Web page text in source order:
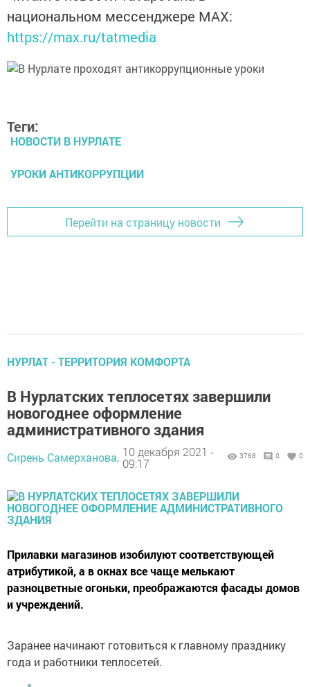
национальном мессенджере MАХ:
https://max.ru/tatmedia
Теги:
НОВОСТИ В НУРЛАТЕ
УРОКИ АНТИКОРРУПЦИИ
Перейти на страницу новости
НУРЛАТ - ТЕРРИТОРИЯ КОМФОРТА
В Нурлатских теплосетях завершили
новогоднее оформление
административного здания
Сирень Самерханова, 10 декабря 2021 -
09:17
3768 0 0
Прилавки магазинов изобилуют соответствующей
атрибутикой, а в окнах все чаще мелькают
разноцветные огоньки, преображаются фасады домов
и учреждений.
Заранее начинают готовиться к главному празднику
года и работники теплосетей.